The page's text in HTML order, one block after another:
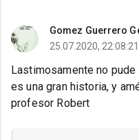
Gomez Guerrero
25.07.2020, 22:08:21
Lastimosamente no
es una gran historia, y
profesor Robert